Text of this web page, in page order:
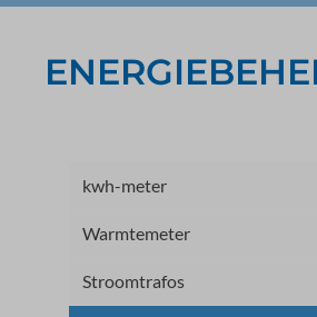
kwh-meter
Warmtemeter
Stroomtrafos